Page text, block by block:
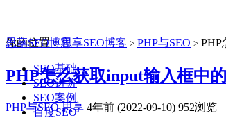
思享SEO博客
SEO基础
SEO进阶
SEO案例
百度SEO
你的位置：思享SEO博客 > PHP与SEO > PHP
PHP怎么获取input输入框中
PHP与SEO 思享 4年前 (2022-09-10) 952浏览